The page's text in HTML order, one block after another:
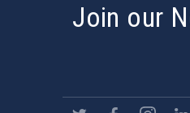
Join our